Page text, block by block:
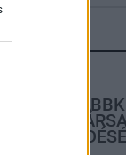
IS A